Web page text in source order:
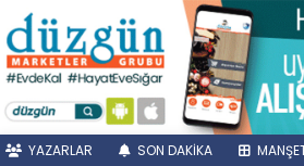
YAZARLAR SON DAKİKA